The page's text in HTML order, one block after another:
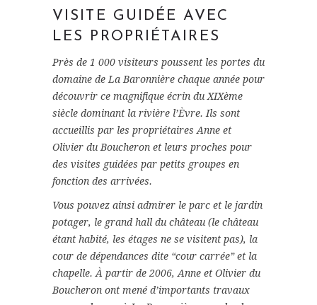
VISITE GUIDÉE AVEC
LES PROPRIÉTAIRES
Près de 1 000 visiteurs poussent les portes du
domaine de La Baronnière chaque année pour
découvrir ce magnifique écrin du XIXème
siècle dominant la rivière l’Èvre. Ils sont
accueillis par les propriétaires Anne et
Olivier du Boucheron et leurs proches pour
des visites guidées par petits groupes en
fonction des arrivées.
Vous pouvez ainsi admirer le parc et le jardin
potager, le grand hall du château (le château
étant habité, les étages ne se visitent pas), la
cour de dépendances dite “cour carrée” et la
chapelle. À partir de 2006, Anne et Olivier du
Boucheron ont mené d’importants travaux